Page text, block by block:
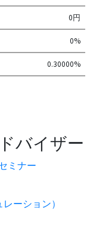
0円
0%
0.30000%
バイザー
ミナー
ーション）